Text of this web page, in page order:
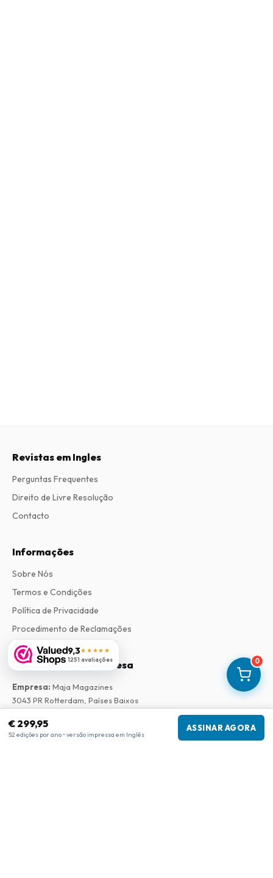
0
€ 299,95
52 edições por ano • versão impressa em Inglês
ASSINAR AGORA
9,3★★★★★
1251 avaliações
Revistas em Ingles
Perguntas Frequentes
Direito de Livre Resolução
Contacto
Informações
Sobre Nós
Termos e Condições
Política de Privacidade
Procedimento de Reclamações
Informações da empresa
Empresa: Maja Magazines
3043 PR Rotterdam, Países Baixos
Câmara de Comércio